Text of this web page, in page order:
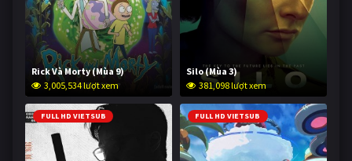
Rick Và Morty (Mùa 9)
3,005,534 lượt xem
Silo (Mùa 3)
381,098 lượt xem
FULL HD VIETSUB FULL HD VIETSUB